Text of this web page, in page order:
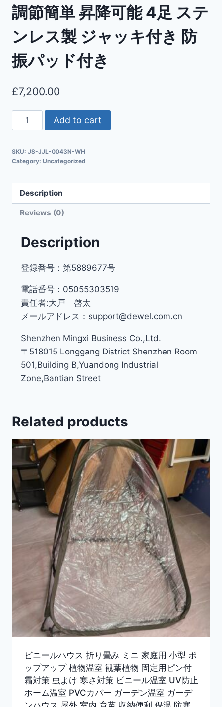
調節簡単 昇降可能 4足 ステ
ンレス製 ジャッキ付き 防
振パッド付き
£7,200.00
Add to cart
SKU: JS-JJL-0043N-WH
Category: Uncategorized
Description
Reviews (0)
Description
登録番号：第5889677号
電話番号：05055303519
責任者:大戸 啓太
メールアドレス：support@dewel.com.cn
Shenzhen Mingxi Business Co.,Ltd.
〒518015 Longgang District Shenzhen Room
501,Building B,Yuandong Industrial
Zone,Bantian Street
Related products
ビニールハウス 折り畳み ミニ 家庭用 小型 ポ
ップアップ 植物温室 観葉植物 固定用ピン付
霜対策 虫よけ 寒さ対策 ビニール温室 UV防止
ホーム温室 PVCカバー ガーデン温室 ガーデ
ンハウス 屋外 室内 育苗 収納便利 保温 防寒